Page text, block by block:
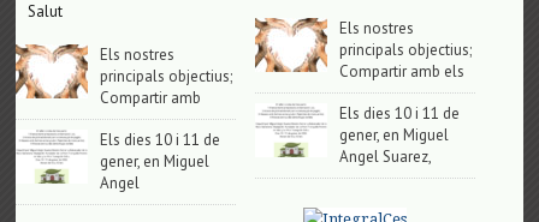
Salut
Els nostres
principals objectius;
Compartir amb
Els dies 10 i 11 de
gener, en Miguel
Angel
Els nostres
principals objectius;
Compartir amb els
Els dies 10 i 11 de
gener, en Miguel
Angel Suarez,